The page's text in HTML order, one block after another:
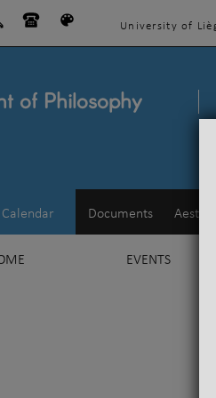
University of
of Philosophy
Calendar Documents
EVENTS